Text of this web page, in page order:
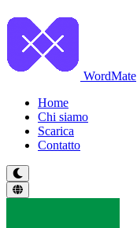
WordMate
Home
Chi siamo
Scarica
Contatto